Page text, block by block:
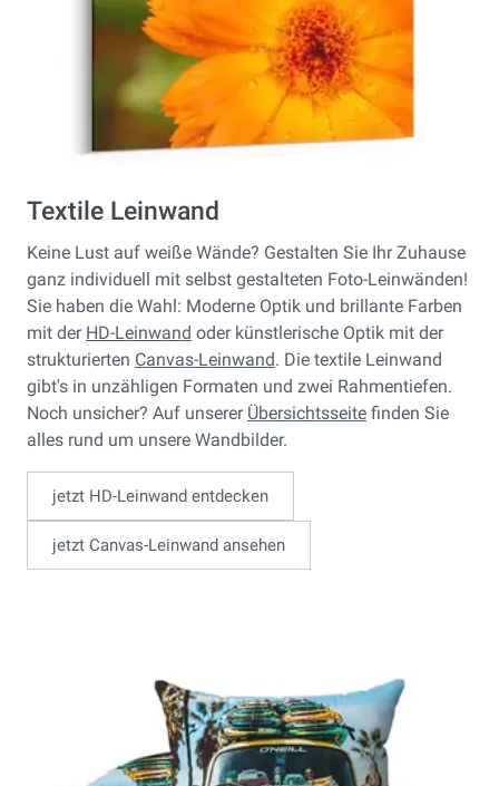
Textile Leinwand
Keine Lust auf weiße Wände? Gestalten Sie Ihr Zuhause
ganz individuell mit selbst gestalteten Foto-Leinwänden!
Sie haben die Wahl: Moderne Optik und brillante Farben
mit der HD-Leinwand oder künstlerische Optik mit der
strukturierten Canvas-Leinwand. Die textile Leinwand
gibt's in unzähligen Formaten und zwei Rahmentiefen.
Noch unsicher? Auf unserer Übersichtsseite finden Sie
alles rund um unsere Wandbilder.
jetzt HD-Leinwand entdecken
jetzt Canvas-Leinwand ansehen